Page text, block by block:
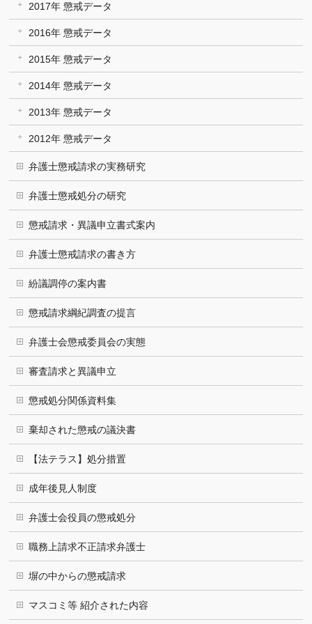
2017年 懲戒データ
2016年 懲戒データ
2015年 懲戒データ
2014年 懲戒データ
2013年 懲戒データ
2012年 懲戒データ
弁護士懲戒請求の実務研究
弁護士懲戒処分の研究
懲戒請求・異議申立書式案内
弁護士懲戒請求の書き方
紛議調停の案内書
懲戒請求綱紀調査の提言
弁護士会懲戒委員会の実態
審査請求と異議申立
懲戒処分関係資料集
棄却された懲戒の議決書
【法テラス】処分措置
成年後見人制度
弁護士会役員の懲戒処分
職務上請求不正請求弁護士
塀の中からの懲戒請求
マスコミ等 紹介された内容